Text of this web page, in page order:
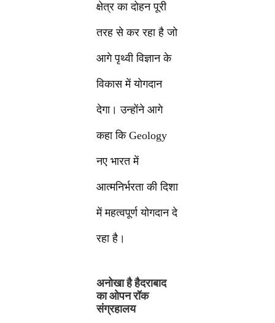
क्षेत्र का दोहन पूरी
तरह से कर रहा है जो
आगे पृथ्वी विज्ञान के
विकास में योगदान
देगा। उन्होंने आगे
कहा कि Geology
नए भारत में
आत्मनिर्भरता की दिशा
में महत्वपूर्ण योगदान दे
रहा है।
अनोखा है हैदराबाद
का ओपन रॉक
संग्रहालय